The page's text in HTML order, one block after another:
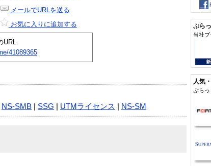
メールでURLを送る
お気に入りに追加する
41089365
NS-SMB SSG UTMライセンス NS-SM
ぷら
当社
人気
ぷらっ